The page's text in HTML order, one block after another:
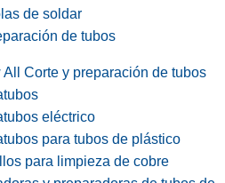
de soldar
de tubos
All Corte y preparación de tubos
eléctrico
para tubos de plástico
para limpieza de cobre